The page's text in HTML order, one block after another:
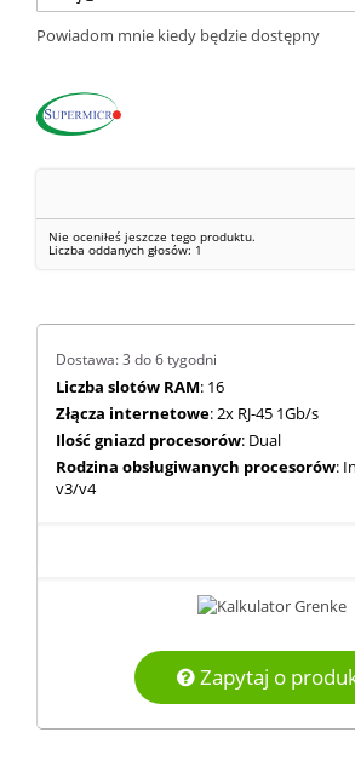
Powiadom mnie kiedy będzie dostępny
Nie oceniłeś jeszcze tego produktu.
Liczba oddanych głosów: 1
Dostawa: 3 do 6 tygodni
Liczba slotów RAM: 16
Złącza internetowe: 2x RJ-45 1Gb/s
Ilość gniazd procesorów: Dual
Rodzina obsługiwanych procesorów:
v3/v4
Zapytaj o